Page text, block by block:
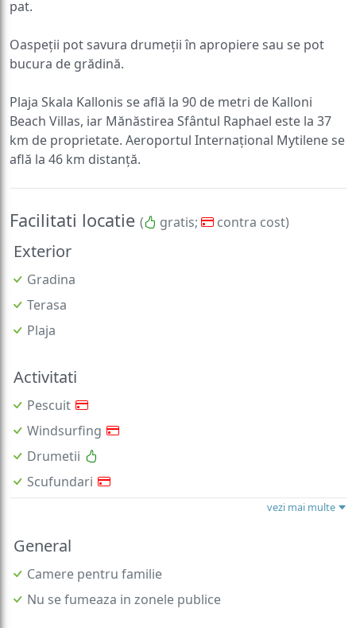
pat.
Oaspeții pot savura drumeții în apropiere sau se pot
bucura de grădină.
Plaja Skala Kallonis se află la 90 de metri de Kalloni
Beach Villas, iar Mănăstirea Sfântul Raphael este la 37
km de proprietate. Aeroportul Internațional Mytilene se
află la 46 km distanță.
Facilitati locatie ( gratis; contra cost)
Exterior
Gradina
Terasa
Plaja
Activitati
Pescuit
Windsurfing
Drumetii
Scufundari
vezi mai multe
General
Camere pentru familie
Nu se fumeaza in zonele publice